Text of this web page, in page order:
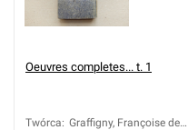
Oeuvres completes... t. 1
Twórca: Graffigny, Françoise de